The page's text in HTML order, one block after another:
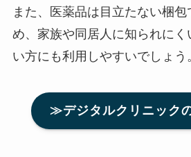
また、医薬品は目立たない梱
め、家族や同居人に知られにく
い方にも利用しやすいでしょう
≫デジタルクリニック